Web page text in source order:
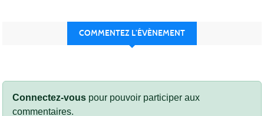
COMMENTEZ L’ÉVÈNEMENT
Connectez-vous pour pouvoir participer aux
commentaires.